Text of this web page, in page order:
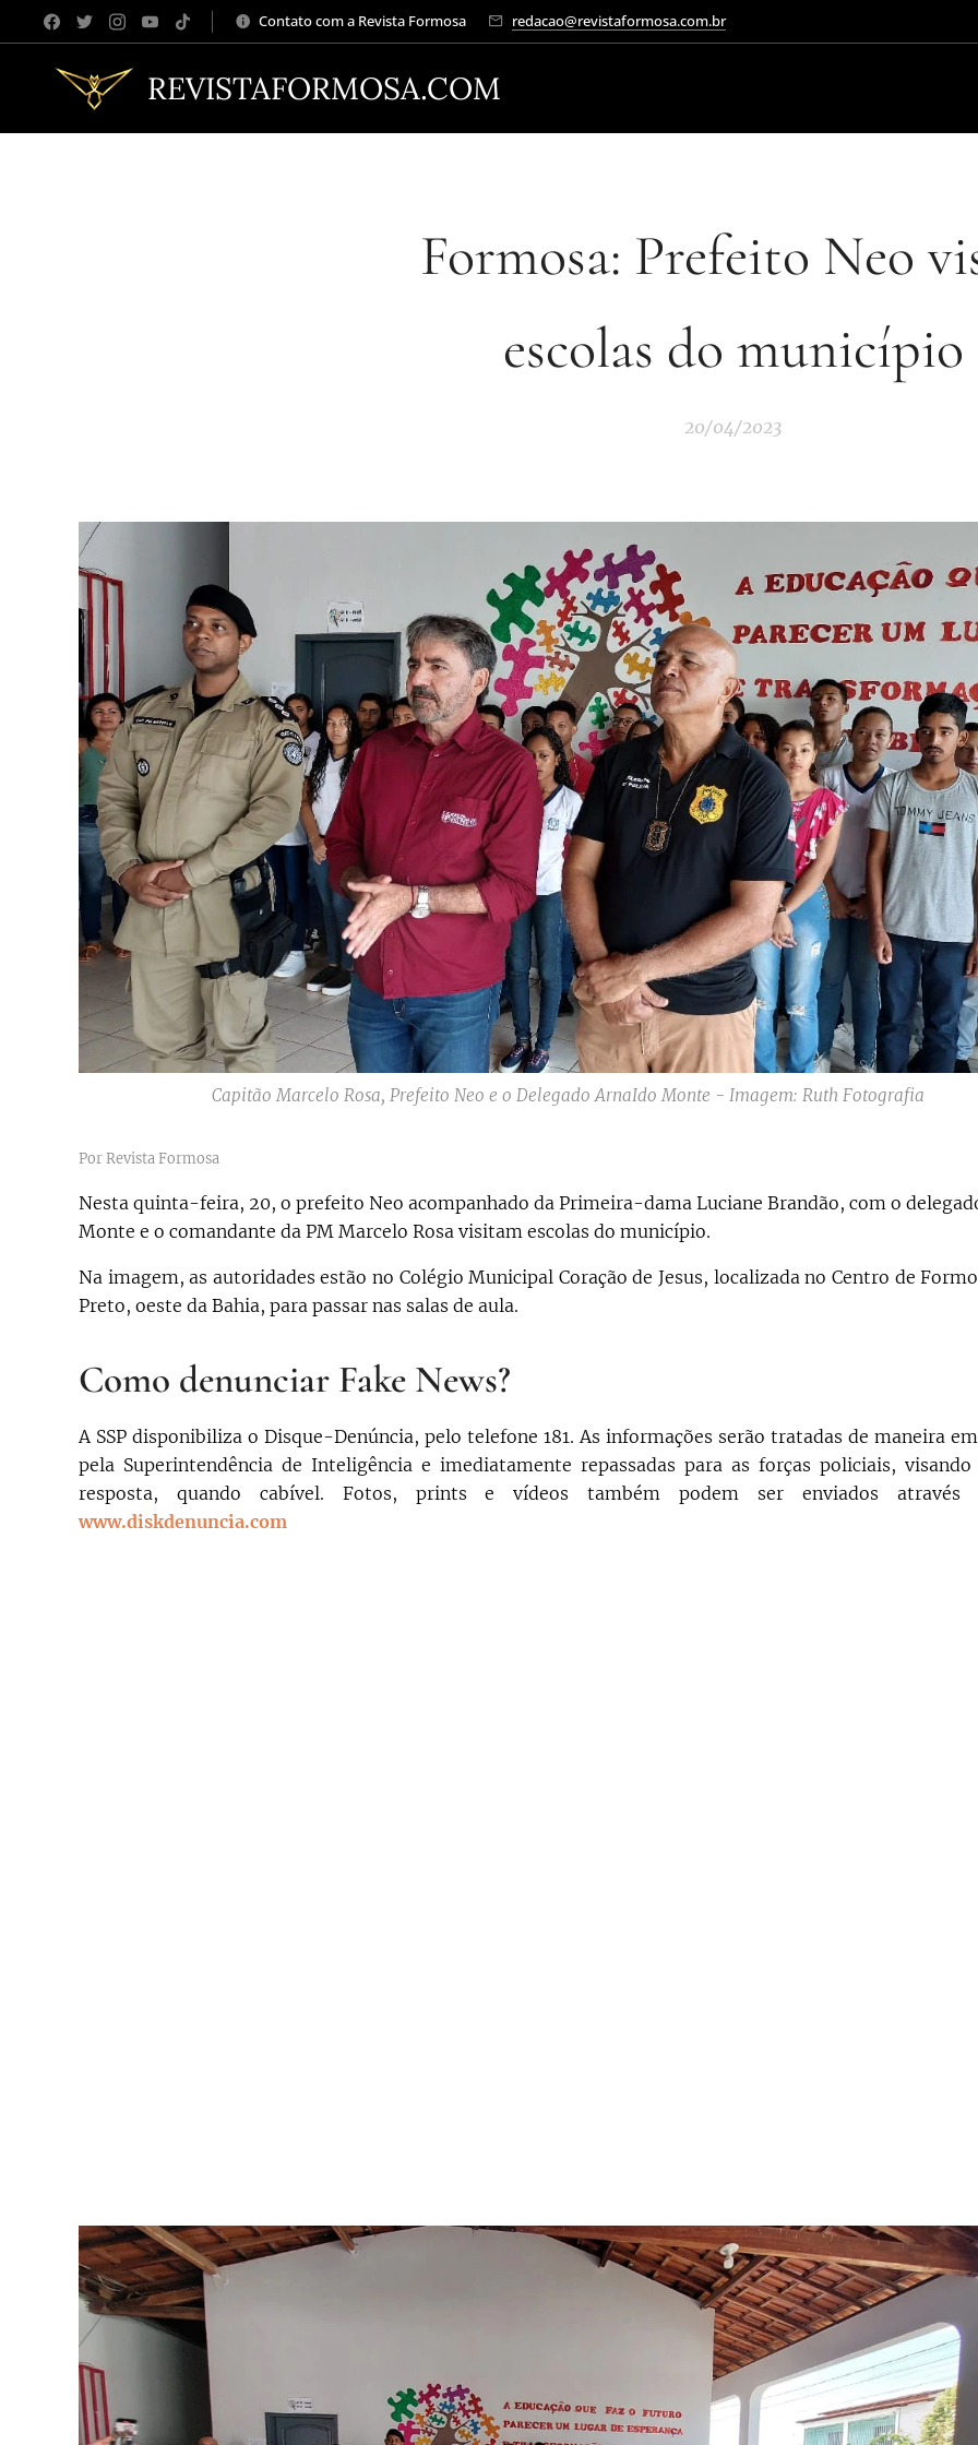
Contato com a Revista Formosa redacao@revistaformosa.com.br
REVISTAFORMOSA.COM
Formosa: Prefeito Neo
escolas do município
20/04/2023
Capitão Marcelo Rosa, Prefeito Neo e o Delegado ArnaIdo Monte - Imagem: Ruth Fotografia
Por Revista Formosa
Nesta quinta-feira, 20, o prefeito Neo acompanhado da Primeira-dama Luciane Brandão, com o
Monte e o comandante da PM Marcelo Rosa visitam escolas do município.
Na imagem, as autoridades estão no Colégio Municipal Coração de Jesus, localizada no Centro de
Preto, oeste da Bahia, para passar nas salas de aula.
Como denunciar Fake News?
A SSP disponibiliza o Disque-Denúncia, pelo telefone 181. As informações serão tratadas de maneira
pela Superintendência de Inteligência e imediatamente repassadas para as forças policiais,
resposta, quando cabível. Fotos, prints e vídeos também podem ser enviados através
www.diskdenuncia.com